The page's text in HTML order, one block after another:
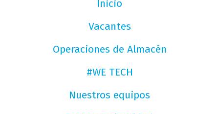
Inicio
Vacantes
Operaciones de Almacén
#WE TECH
Nuestros equipos